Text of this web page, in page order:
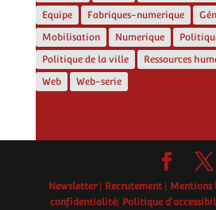
Equipe
Fabriques-numerique
Mobilisation
Numerique
Politique de la ville
Ressources
Web
Web-serie
Newsletter| Recrutement Mentions
confidentialité| Politique